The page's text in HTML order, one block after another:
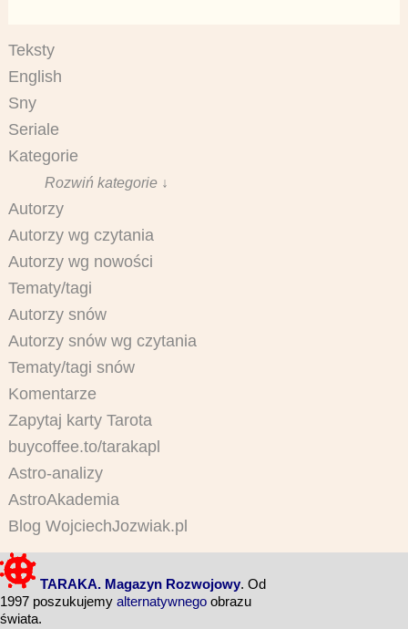
Teksty
English
Sny
Seriale
Kategorie
Rozwiń kategorie ↓
Autorzy
Autorzy wg czytania
Autorzy wg nowości
Tematy/tagi
Autorzy snów
Autorzy snów wg czytania
Tematy/tagi snów
Komentarze
Zapytaj karty Tarota
buycoffee.to/tarakapl
Astro-analizy
AstroAkademia
Blog WojciechJozwiak.pl
TARAKA. Magazyn Rozwojowy. Od
1997 poszukujemy alternatywnego obrazu
świata.